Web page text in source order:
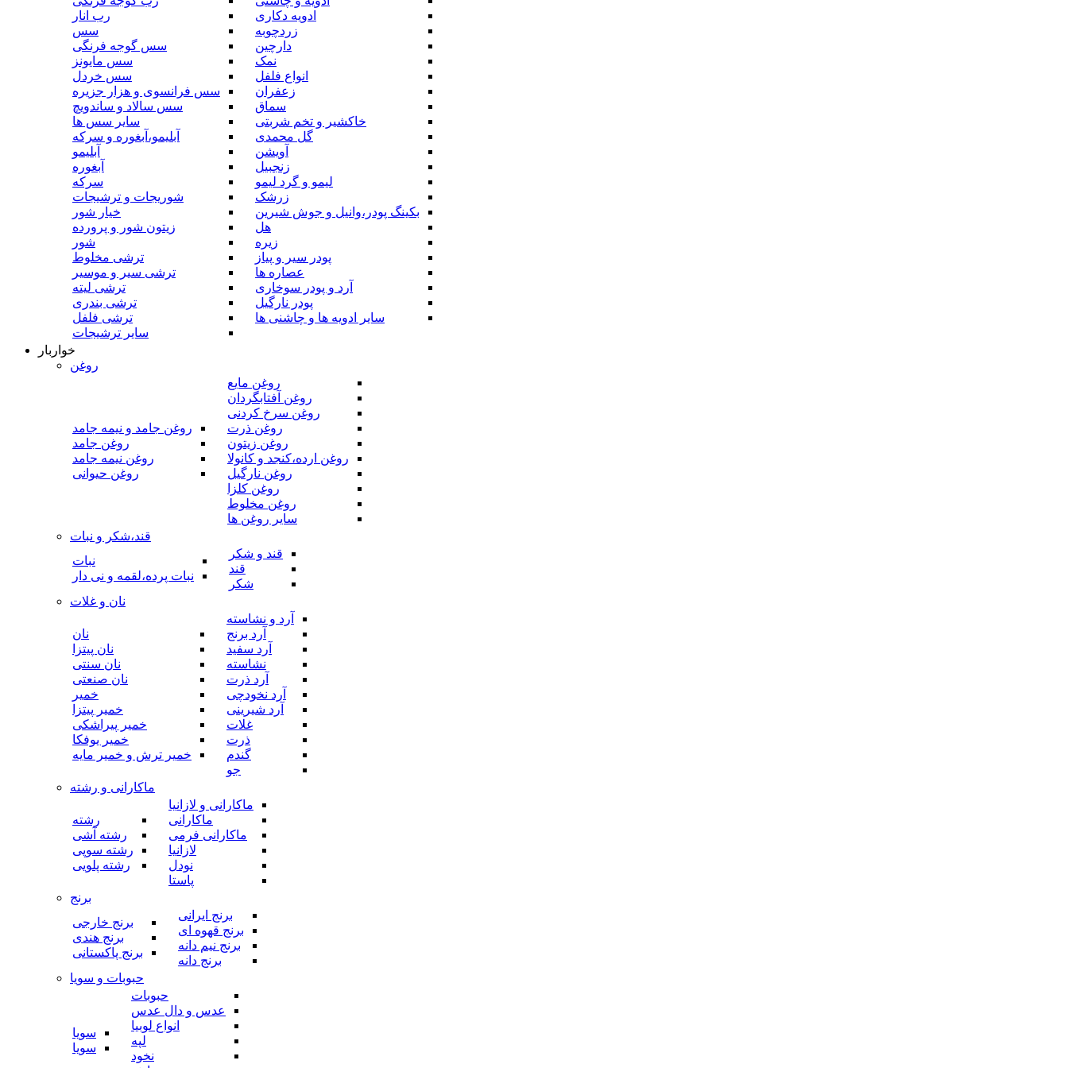
ادویه دکاری
زردچوبه
دارچین
نمک
انواع فلفل
زعفران
سماق
خاکشیر و تخم شربتی
گل محمدی
آویشن
زنجبیل
لیمو و گرد لیمو
زرشک
بکینگ پودر،وانیل و جوش شیرین
هل
زیره
پودر سیر و پیاز
عصاره ها
آرد و پودر سوخاری
پودر نارگیل
سایر ادویه ها و چاشنی ها
رب انار
سس
سس گوجه فرنگی
سس مایونز
سس خردل
سس فرانسوی و هزار جزیره
سس سالاد و ساندویچ
سایر سس ها
آبلیمو،آبغوره و سرکه
آبلیمو
آبغوره
سرکه
شوریجات و ترشیجات
خیار شور
زیتون شور و پرورده
شور
ترشی مخلوط
ترشی سیر و موسیر
ترشی لیته
ترشی بندری
ترشی فلفل
سایر ترشیجات
خواربار
روغن
روغن مایع
روغن آفتابگردان
روغن سرخ کردنی
روغن ذرت
روغن زیتون
روغن ارده،کنجد و کانولا
روغن نارگیل
روغن کلزا
روغن مخلوط
سایر روغن ها
روغن جامد و نیمه جامد
روغن جامد
روغن نیمه جامد
روغن حیوانی
قند،شکر و نبات
قند و شکر
قند
شکر
نبات
نبات پرده،لقمه و نی دار
نان و غلات
آرد و نشاسته
آرد برنج
آرد سفید
نشاسته
آرد ذرت
آرد نخودچی
آرد شیرینی
غلات
ذرت
گندم
جو
نان
نان پیتزا
نان سنتی
نان صنعتی
خمیر
خمیر پیتزا
خمیر پیراشکی
خمیر یوفکا
خمیر ترش و خمیر مایه
ماکارانی و رشته
ماکارانی و لازانیا
ماکارانی
ماکارانی فرمی
لازانیا
نودل
پاستا
رشته
رشته آشی
رشته سوپی
رشته پلویی
برنج
برنج ایرانی
برنج قهوه ای
برنج نیم دانه
برنج دانه
برنج خارجی
برنج هندی
برنج پاکستانی
حبوبات و سویا
حبوبات
عدس و دال عدس
انواع لوبیا
لپه
نخود
سویا
سویا